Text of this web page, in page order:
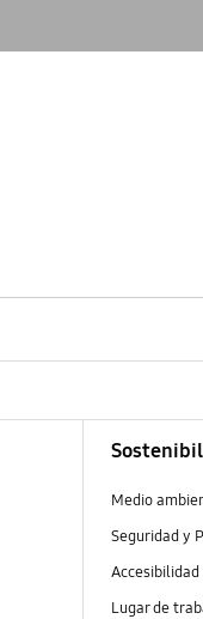
Medio
Seguridad y
Accesibilidad
Lugar de